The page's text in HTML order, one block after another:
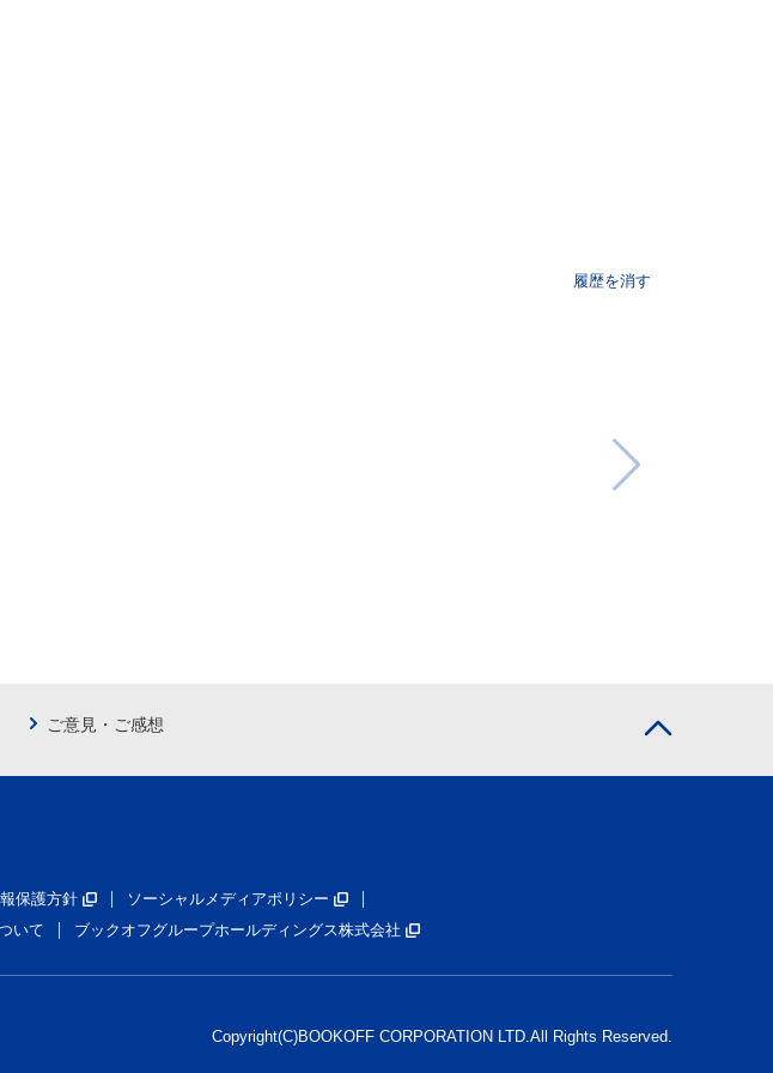
履歴を消す
ご意見・ご感想
保護方針
ソーシャルメディアポリシー
いて ブックオフグループホールディングス株式会社
Copyright(C)BOOKOFF CORPORATION LTD. All Rights Reserved.